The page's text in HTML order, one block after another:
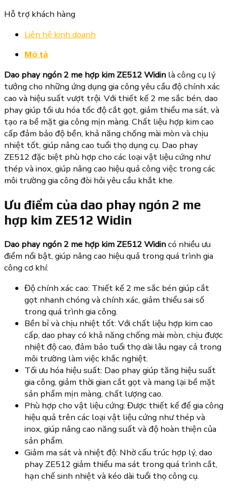
Hỗ trợ khách hàng
Liên hệ kinh doanh
Mô tả
Dao phay ngón 2 me hợp kim ZE512 Widin là công cụ lý
tưởng cho những ứng dụng gia công yêu cầu độ chính xác
cao và hiệu suất vượt trội. Với thiết kế 2 me sắc bén, dao
phay giúp tối ưu hóa tốc độ cắt gọt, giảm thiểu ma sát, và
tạo ra bề mặt gia công mịn màng. Chất liệu hợp kim cao
cấp đảm bảo độ bền, khả năng chống mài mòn và chịu
nhiệt tốt, giúp nâng cao tuổi thọ dụng cụ. Dao phay
ZE512 đặc biệt phù hợp cho các loại vật liệu cứng như
thép và inox, giúp nâng cao hiệu quả công việc trong các
môi trường gia công đòi hỏi yêu cầu khắt khe.
Ưu điểm của dao phay ngón 2 me
hợp kim ZE512 Widin
Dao phay ngón 2 me hợp kim ZE512 Widincó nhiều ưu
điểm nổi bật, giúp nâng cao hiệu quả trong quá trình gia
công cơ khí:
Độ chính xác cao: Thiết kế 2 me sắc bén giúp cắt
gọt nhanh chóng và chính xác, giảm thiểu sai số
trong quá trình gia công.
Bền bỉ và chịu nhiệt tốt: Với chất liệu hợp kim cao
cấp, dao phay có khả năng chống mài mòn, chịu được
nhiệt độ cao, đảm bảo tuổi thọ dài lâu ngay cả trong
môi trường làm việc khắc nghiệt.
Tối ưu hóa hiệu suất: Dao phay giúp tăng hiệu suất
gia công, giảm thời gian cắt gọt và mang lại bề mặt
sản phẩm mịn màng, chất lượng cao.
Phù hợp cho vật liệu cứng: Được thiết kế để gia công
hiệu quả trên các loại vật liệu cứng như thép và
inox, giúp nâng cao năng suất và độ hoàn thiện của
sản phẩm.
Giảm ma sát và nhiệt độ: Nhờ cấu trúc hợp lý, dao
phay ZE512 giảm thiểu ma sát trong quá trình cắt,
hạn chế sinh nhiệt và kéo dài tuổi thọ công cụ.